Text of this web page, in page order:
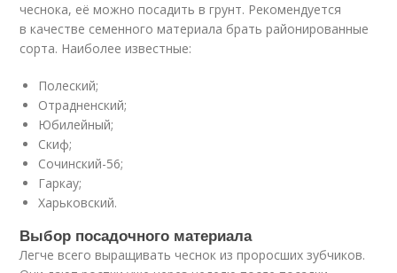
чеснока, её можно посадить в грунт. Рекомендуется
в качестве семенного материала брать районированные
сорта. Наиболее известные:
Полеский;
Отрадненский;
Юбилейный;
Скиф;
Сочинский-56;
Гаркау;
Харьковский.
Выбор посадочного материала
Легче всего выращивать чеснок из проросших зубчиков.